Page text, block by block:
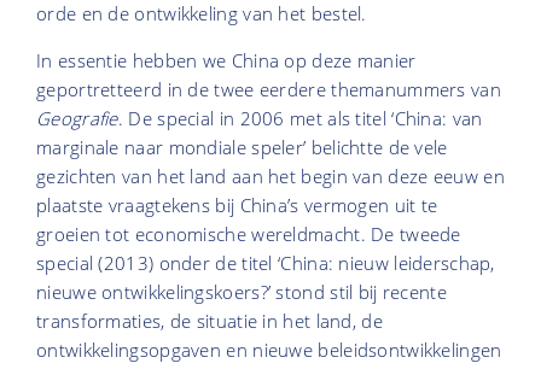
orde en de ontwikkeling van het bestel.
In essentie hebben we China op deze manier
geportretteerd in de twee eerdere themanummers van
Geografie. De special in 2006 met als titel ‘China: van
marginale naar mondiale speler’ belichtte de vele
gezichten van het land aan het begin van deze eeuw en
plaatste vraagtekens bij China’s vermogen uit te
groeien tot economische wereldmacht. De tweede
special (2013) onder de titel ‘China: nieuw leiderschap,
nieuwe ontwikkelingskoers?’ stond stil bij recente
transformaties, de situatie in het land, de
ontwikkelingsopgaven en nieuwe beleidsontwikkelingen